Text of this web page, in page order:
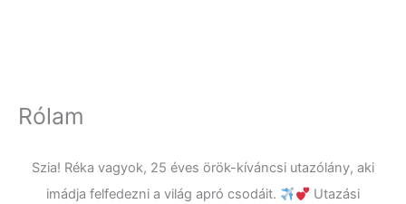
Rólam
Szia! Réka vagyok, 25 éves örök-kíváncsi utazólány, aki
imádja felfedezni a világ apró csodáit.
Utazási